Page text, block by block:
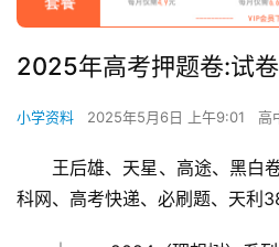
2025年高考押题卷:试
小学资料 2025年5月6日 上午9:01 高
王后雄、天星、高途、黑白
科网、高考快递、必刷题、天利